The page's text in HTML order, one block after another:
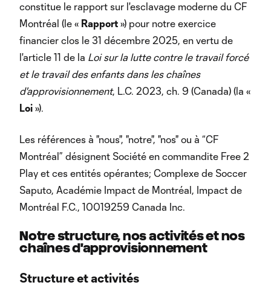
constitue le rapport sur l'esclavage moderne du CF
Montréal (le « Rapport ») pour notre exercice
financier clos le 31 décembre 2025, en vertu de
l'article 11 de la Loi sur la lutte contre le travail forcé
et le travail des enfants dans les chaînes
d'approvisionnement, L.C. 2023, ch. 9 (Canada) (la «
Loi »).
Les références à "nous", "notre", "nos" ou à “CF
Montréal” désignent Société en commandite Free 2
Play et ces entités opérantes; Complexe de Soccer
Saputo, Académie Impact de Montréal, Impact de
Montréal F.C., 10019259 Canada Inc.
Notre structure, nos activités et nos
chaînes d'approvisionnement
Structure et activités